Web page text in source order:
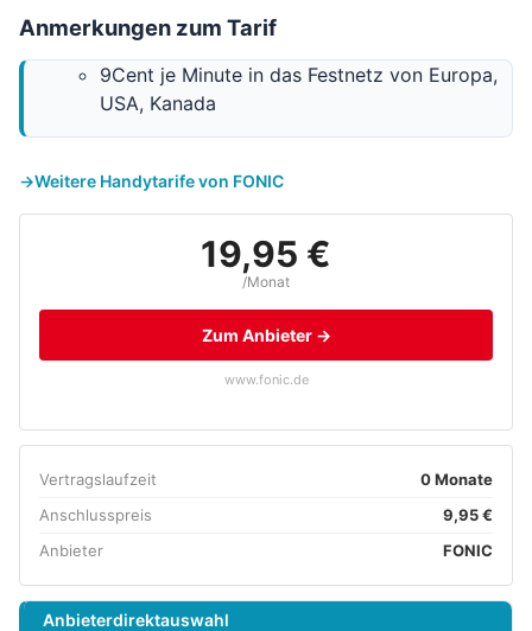
Anmerkungen zum Tarif
9Cent je Minute in das Festnetz von Europa,
USA, Kanada
Weitere Handytarife von FONIC
19,95 €
/Monat
Zum Anbieter →
www.fonic.de
Vertragslaufzeit
0 Monate
Anschlusspreis
9,95 €
Anbieter
FONIC
Anbieterdirektauswahl